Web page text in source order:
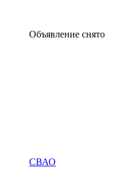
Объявление снято
СВАО